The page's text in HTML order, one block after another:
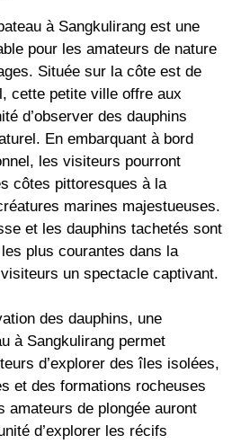
à Sangkulirang est une
pour les amateurs de nature
Située sur la côte est de
cette petite ville offre aux
d’observer des dauphins
En embarquant à bord
les visiteurs pourront
côtes pittoresques à la
marines majestueuses.
et les dauphins tachetés sont
plus courantes dans la
un spectacle captivant.
des dauphins, une
à Sangkulirang permet
d’explorer des îles isolées,
et des formations rocheuses
amateurs de plongée auront
d’explorer les récifs